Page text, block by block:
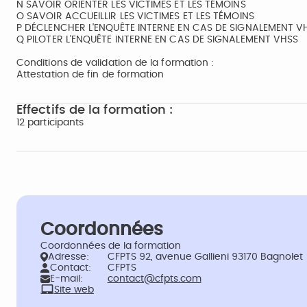
N SAVOIR ORIENTER LES VICTIMES ET LES TÉMOINS
O SAVOIR ACCUEILLIR LES VICTIMES ET LES TÉMOINS
P DÉCLENCHER L'ENQUÊTE INTERNE EN CAS DE SIGNALEMENT
Q PILOTER L'ENQUÊTE INTERNE EN CAS DE SIGNALEMENT VHSS
Conditions de validation de la formation :
Attestation de fin de formation
Effectifs de la formation :
12 participants
Coordonnées
Coordonnées de la formation
Adresse:
CFPTS 92, avenue Gallieni 93170 Bagnolet
Contact:
CFPTS
E-mail:
contact@cfpts.com
Site web